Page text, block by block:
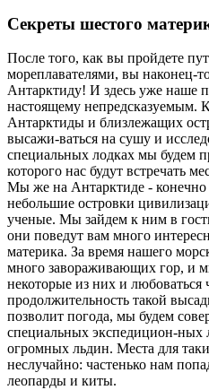
Секреты шестого
После того, как вы пройдете
мореплавателями, вы наконец-
Антарктиду! И здесь уже наше
настоящему непредсказуемым.
Антарктиды и близлежащих
высажи-ваться на сушу и
специальных лодках мы будем
которого нас будут встречать
Мы же на Антарктиде - конечно
небольшие островки
ученые. Мы зайдем к ним в
они поведут вам много
материка. За время нашего
много завораживающих гор, и
некоторые из них и
продолжительность такой
позволит погода, мы будем
специальных экспедицион-ных
огромных льдин. Места для
неслучайно: частенько нам
леопарды и киты.